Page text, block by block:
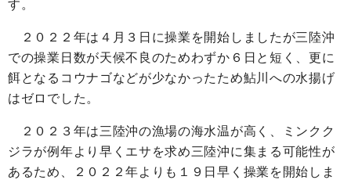
す。
２０２２年は４月３日に操業を開始しましたが三陸沖
での操業日数が天候不良のためわずか６日と短く、更に
餌となるコウナゴなどが少なかったため鮎川への水揚げ
はゼロでした。
２０２３年は三陸沖の漁場の海水温が高く、ミンクク
ジラが例年より早くエサを求め三陸沖に集まる可能性が
あるため、２０２２年よりも１９日早く操業を開始しま